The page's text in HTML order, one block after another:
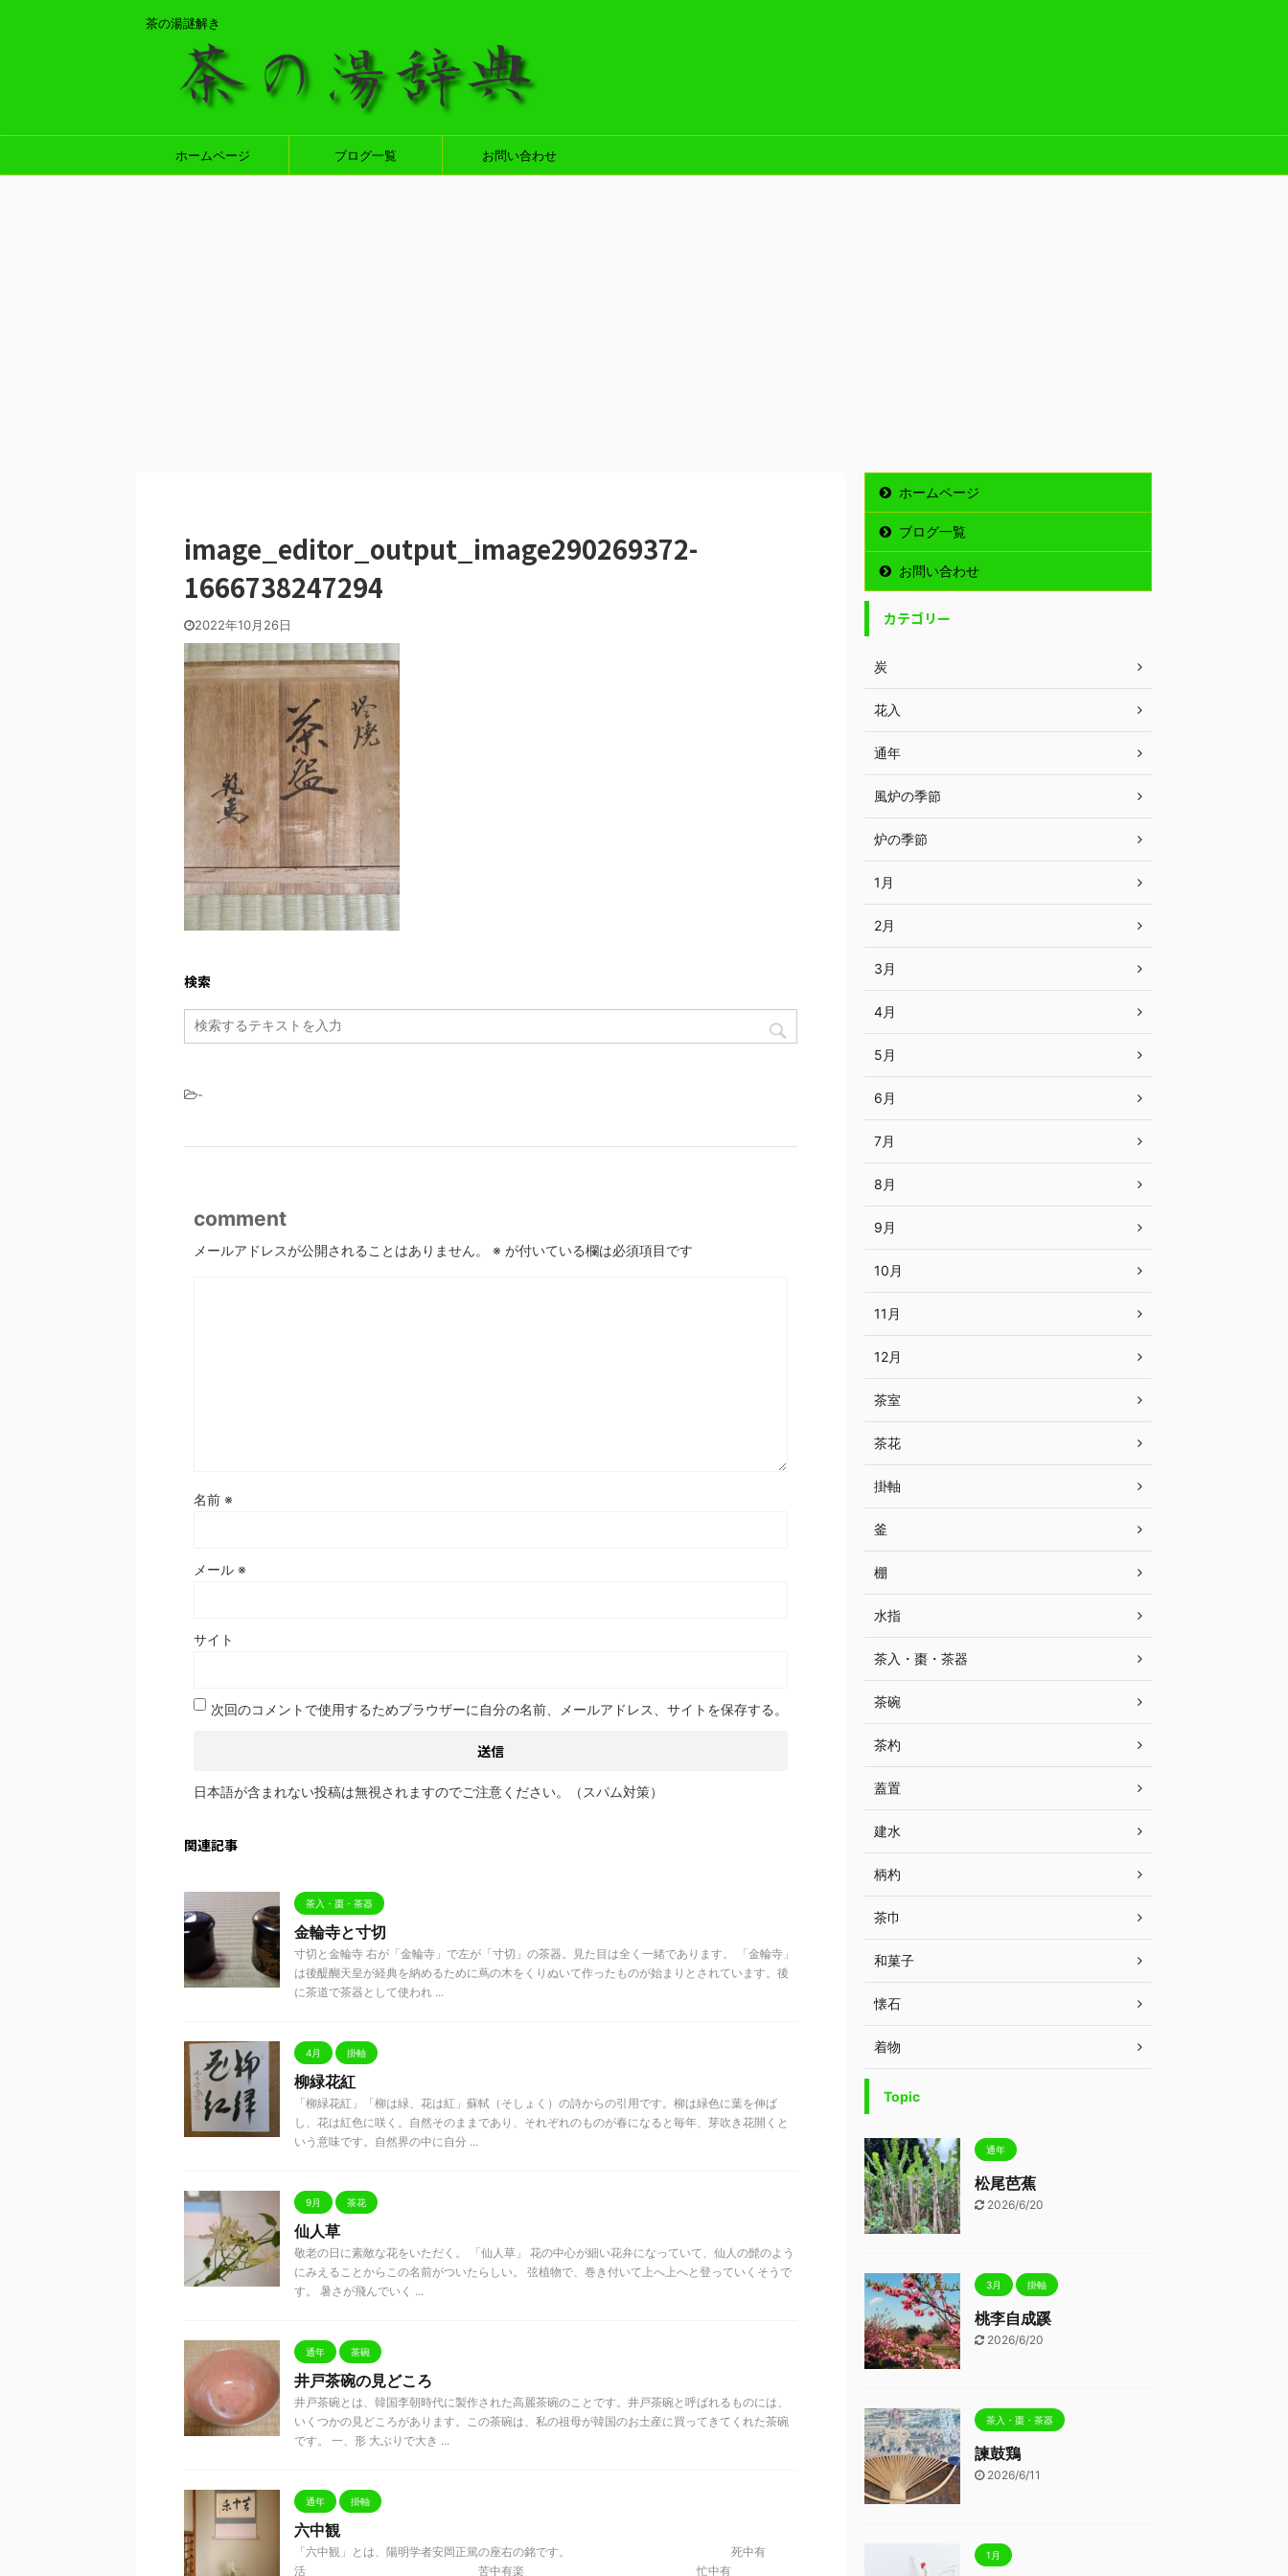
茶の湯謎解き
ホームページ ブログ一覧 お問い合わせ
image_editor_output_image290269372-
1666738247294
2022年10月26日
検索
-
comment
メールアドレスが公開されることはありません。 ※ が付いている欄は必須項目です
名前 ※
メール ※
サイト
次回のコメントで使用するためブラウザーに自分の名前、メールアドレス、サイトを保存する。
日本語が含まれない投稿は無視されますのでご注意ください。（スパム対策）
関連記事
茶入・棗・茶器
金輪寺と寸切
寸切と金輪寺 右が「金輪寺」で左が「寸切」の茶器。見た目は全く一緒であります。 「金輪寺」
は後醍醐天皇が経典を納めるために蔦の木をくりぬいて作ったものが始まりとされています。後
に茶道で茶器として使われ ...
4月 掛軸
柳緑花紅
「柳緑花紅」「柳は緑、花は紅」蘇軾（そしょく）の詩からの引用です。柳は緑色に葉を伸ば
し、花は紅色に咲く。自然そのままであり、それぞれのものが春になると毎年、芽吹き花開くと
いう意味です。自然界の中に自分 ...
9月 茶花
仙人草
敬老の日に素敵な花をいただく。 「仙人草」 花の中心が細い花弁になっていて、仙人の髭のよう
にみえることからこの名前がついたらしい。 弦植物で、巻き付いて上へ上へと登っていくそうで
す。 暑さが飛んでいく ...
通年 茶碗
井戸茶碗の見どころ
井戸茶碗とは、韓国李朝時代に製作された高麗茶碗のことです。井戸茶碗と呼ばれるものには、
いくつかの見どころがあります。この茶碗は、私の祖母が韓国のお土産に買ってきてくれた茶碗
です。 一、形 大ぶりで大き ...
通年 掛軸
六中観
「六中観」とは、陽明学者安岡正篤の座右の銘です。 死中有
活 苦中有楽 忙中有
ホームページ
ブログ一覧
お問い合わせ
カテゴリー
炭
花入
通年
風炉の季節
炉の季節
1月
2月
3月
4月
5月
6月
7月
8月
9月
10月
11月
12月
茶室
茶花
掛軸
釜
棚
水指
茶入・棗・茶器
茶碗
茶杓
蓋置
建水
柄杓
茶巾
和菓子
懐石
着物
Topic
通年
松尾芭蕉
2026/6/20
3月 掛軸
桃李自成蹊
2026/6/20
茶入・棗・茶器
諫鼓鶏
2026/6/11
1月